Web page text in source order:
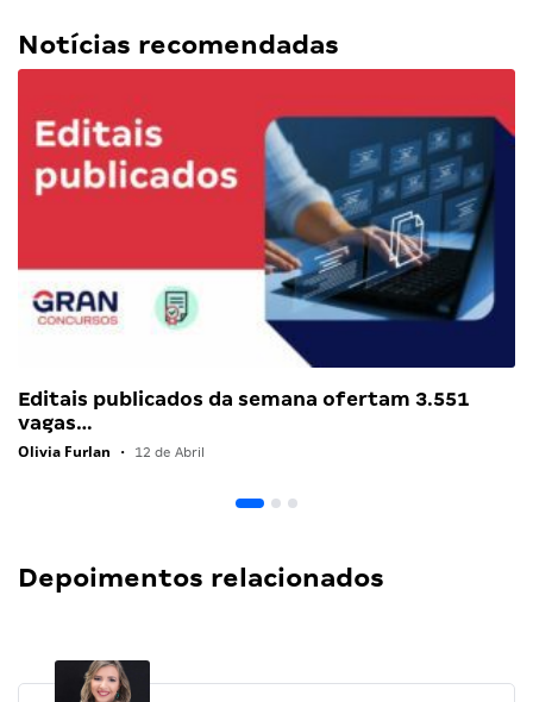
Notícias recomendadas
Editais publicados da semana ofertam 3.551
vagas…
Olivia Furlan • 12 de Abril
Depoimentos relacionados